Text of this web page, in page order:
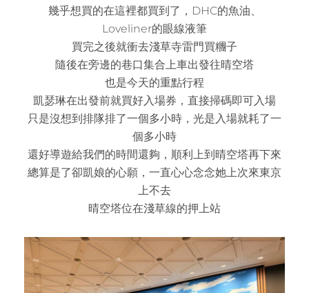
幾乎想買的在這裡都買到了，DHC的魚油、
Loveliner的眼線液筆
買完之後就衝去淺草寺雷門買糰子
隨後在旁邊的巷口集合上車出發往晴空塔
也是今天的重點行程
凱瑟琳在出發前就買好入場券，直接掃碼即可入場
只是沒想到排隊排了一個多小時，光是入場就耗了一
個多小時
還好導遊給我們的時間還夠，順利上到晴空塔再下來
總算是了卻凱娘的心願，一直心心念念她上次來東京
上不去
晴空塔位在淺草線的押上站